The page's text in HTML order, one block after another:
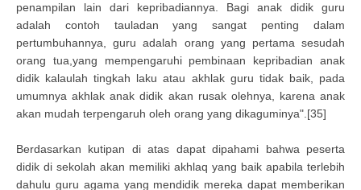
penampilan lain dari kepribadiannya. Bagi anak didik guru
adalah contoh tauladan yang sangat penting dalam
pertumbuhannya, guru adalah orang yang pertama sesudah
orang tua,yang mempengaruhi pembinaan kepribadian anak
didik kalaulah tingkah laku atau akhlak guru tidak baik, pada
umumnya akhlak anak didik akan rusak olehnya, karena anak
akan mudah terpengaruh oleh orang yang dikaguminya".[35]
Berdasarkan kutipan di atas dapat dipahami bahwa peserta
didik di sekolah akan memiliki akhlaq yang baik apabila terlebih
dahulu guru agama yang mendidik mereka dapat memberikan